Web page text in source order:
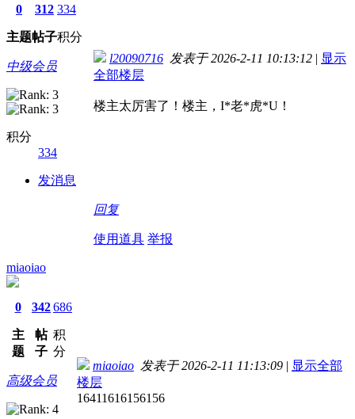
0
主题
312
帖子
334
积分
中级会员
积分
334
发消息
l20090716 发表于 2026-2-11 10:13:12 | 显示
全部楼层
楼主太厉害了！楼主，I*老*虎*U！
回复
使用道具 举报
miaoiao
0
主
题
342
帖
子
686
积
分
高级会员
miaoiao 发表于 2026-2-11 11:13:09 | 显示全部
楼层
16411616156156